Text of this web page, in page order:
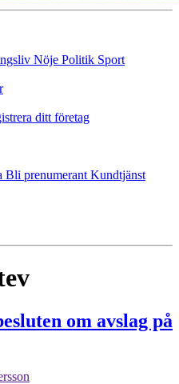
Nöje Politik Sport
ditt företag
Bli prenumerant Kundtjänst
om avslag på